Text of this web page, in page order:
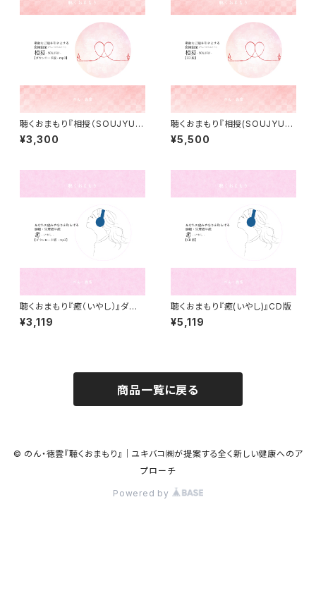
聴くおまもり『相授（SOUJYU）』
ダウンロード版
¥3,300
聴くおまもり『相授(SOUJYU)』
CD版
¥5,500
聴くおまもり『癒（いやし）』ダウ
ンロード版
¥3,119
聴くおまもり『癒(いやし)』CD版
¥5,119
商品一覧に戻る
© のん・徳雲『聴くおまもり』｜ユキバコ㈱が提案する全く新しい健康へのア
プローチ
Powered by